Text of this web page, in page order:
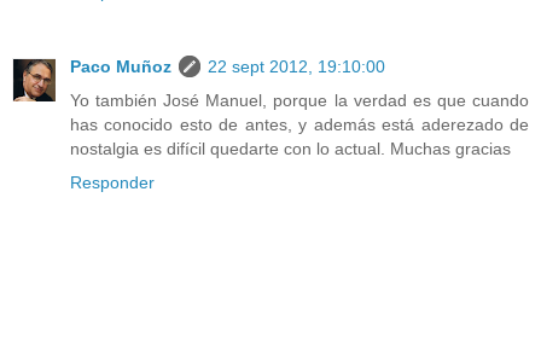
Paco Muñoz
22 sept 2012, 19:10:00
Yo también José Manuel, porque la verdad es que cuando
has conocido esto de antes, y además está aderezado de
nostalgia es difícil quedarte con lo actual. Muchas gracias
Responder